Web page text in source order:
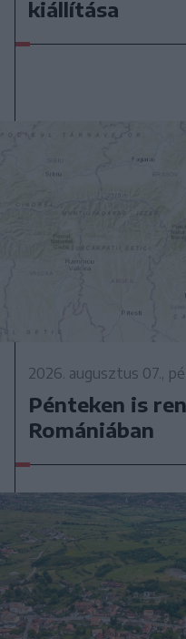
kiállítása
2026. augusztus 07.,
Pénteken is
Romániában